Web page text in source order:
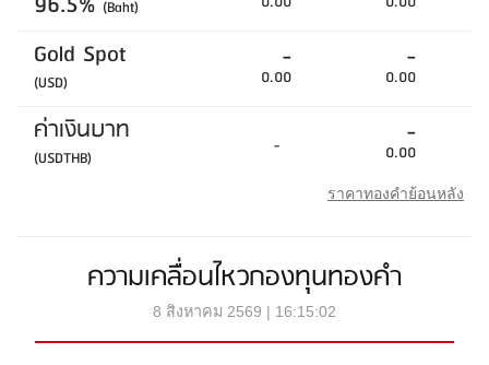
(Baht)
Gold Spot
(USD)
-
0.00
-
0.00
ค่าเงินบาท
(USDTHB) - -
0.00
ราคาทองคำย้อนหลัง
ความเคลื่อนไหวกองทุนทองคำ
8 สิงหาคม 2569 | 16:15:02